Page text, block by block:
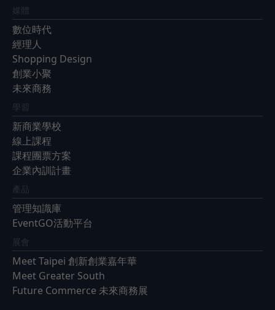
媒體
數位時代
經理人
Shopping Design
創業小聚
未來商務
學習
新商業學校
線上課程
課程團票方案
企業內訓計畫
產品
管理知識庫
EventGO活動平台
展會
Meet Taipei 創新創業嘉年華
Meet Greater South
Future Commerce 未來商務展